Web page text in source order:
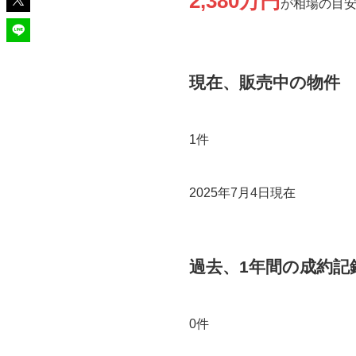
が相場の目
現在、販売中の物件
1件
2025年7月4日現在
過去、1年間の成約記
0件